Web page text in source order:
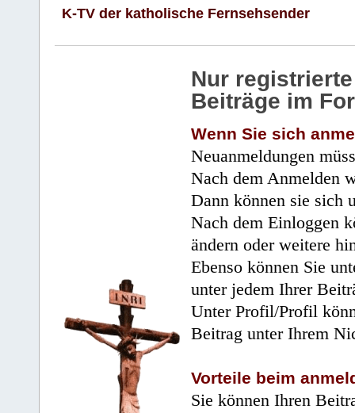
K-TV der katholische Fernsehsender
Nur
Beiträge im
Wenn Sie sich
Neuanmeldungen
Nach dem Anmelden
Dann können sie sich
Nach dem Einloggen
ändern oder weitere
Ebenso können Sie
unter jedem Ihrer
Unter Profil/Profil
Beitrag unter Ihrem
Vorteile beim
Sie können Ihren